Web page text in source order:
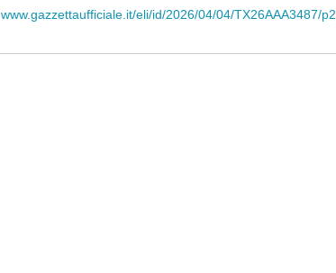
www.gazzettaufficiale.it/eli/id/2026/04/04/TX26AAA3487/p2